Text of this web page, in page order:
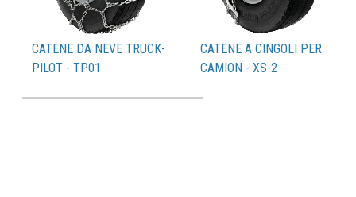
CATENE DA NEVE TRUCK-
PILOT - TP01
CATENE A CINGOLI PER
CAMION - XS-2